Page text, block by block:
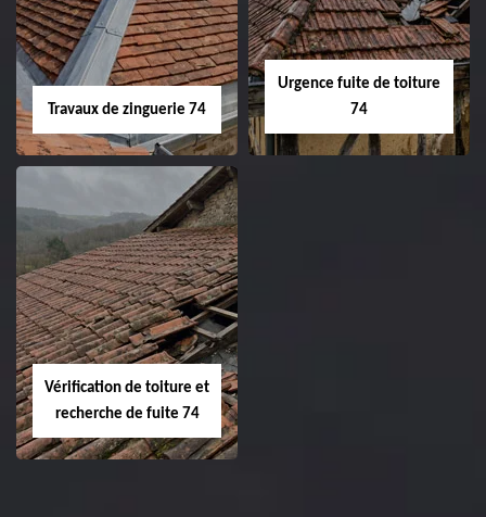
Travaux de zinguerie 74
Urgence fuite de toiture
74
Vérification de toiture et
recherche de fuite 74